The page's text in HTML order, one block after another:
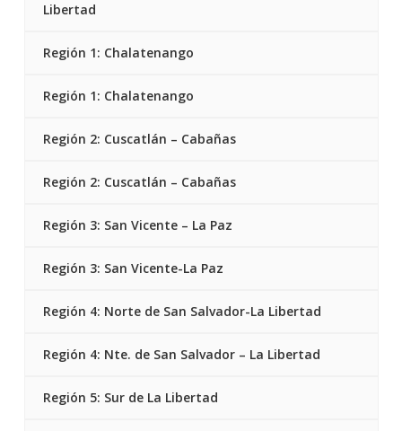
Libertad
Región 1: Chalatenango
Región 1: Chalatenango
Región 2: Cuscatlán – Cabañas
Región 2: Cuscatlán – Cabañas
Región 3: San Vicente – La Paz
Región 3: San Vicente-La Paz
Región 4: Norte de San Salvador-La Libertad
Región 4: Nte. de San Salvador – La Libertad
Región 5: Sur de La Libertad